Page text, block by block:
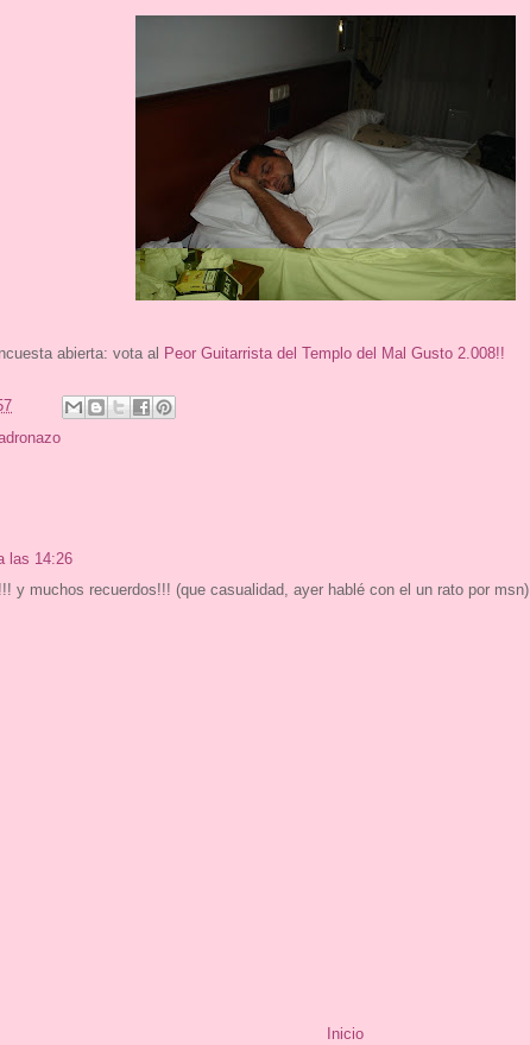
abierta: vota al Peor Guitarrista del Templo del Mal Gusto 2.008!!
las 14:26
y muchos recuerdos!!! (que casualidad, ayer hablé con el un rato por msn)
Inicio